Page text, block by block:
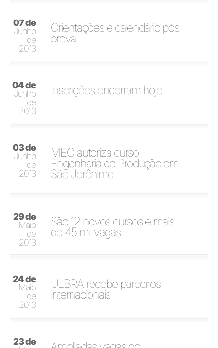
07 de
Junho
de
2013
Orientações e calendário pós-
prova
04 de
Junho
de
2013
Inscrições encerram hoje
03 de
Junho
de
2013
MEC autoriza curso
Engenharia de Produção em
São Jerônimo
29 de
Maio
de
2013
São 12 novos cursos e mais
de 45 mil vagas
24 de
Maio
de
2013
ULBRA recebe parceiros
internacionais
23 de